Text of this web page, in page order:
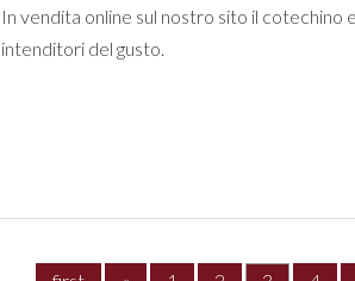
In vendita online sul nostro sito il
intenditori del gusto.